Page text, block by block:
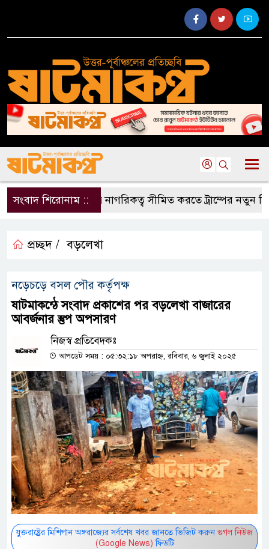
সংবাদ শিরোনাম ::
জন্মসূত্রে নাগরিকত্ব সীমিত করতে ট্রাম্পের নতুন
প্রচ্ছদ / বড়লেখা
নড়েচড়ে বসল পৌর কর্তৃপক্ষ
ষাটমাকন্ঠে সংবাদ প্রকাশের পর বড়লেখা বাজারের
আবর্জনার স্তুপ অপসারণ
নিজস্ব প্রতিবেদকঃ
আপডেট সময় : ০৫:৩২:১৮ অপরাহ্ন, রবিবার, ৬ জুলাই ২০২৫
যুক্তরাষ্ট্রের মিশিগান অঙ্গরাজ্যের সর্বশেষ খবর জানতে ভিজিট করুন গুগল নিউজ
(Google News) ফিডটি